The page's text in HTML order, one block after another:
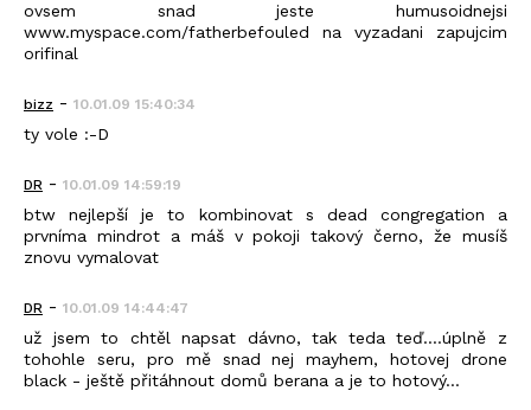
ovsem snad jeste humusoidnejsi
www.myspace.com/fatherbefouled na vyzadani zapujcim
orifinal
bizz - 10.01.09 15:40:34
ty vole :-D
DR - 10.01.09 14:59:19
btw nejlepší je to kombinovat s dead congregation a
prvníma mindrot a máš v pokoji takový černo, že musíš
znovu vymalovat
DR - 10.01.09 14:44:47
už jsem to chtěl napsat dávno, tak teda teď....úplně z
tohohle seru, pro mě snad nej mayhem, hotovej drone
black - ještě přitáhnout domů berana a je to hotový...